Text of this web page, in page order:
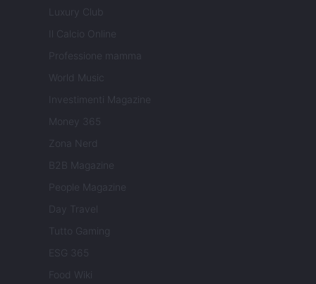
Luxury Club
Il Calcio Online
Professione mamma
World Music
Investimenti Magazine
Money 365
Zona Nerd
B2B Magazine
People Magazine
Day Travel
Tutto Gaming
ESG 365
Food Wiki